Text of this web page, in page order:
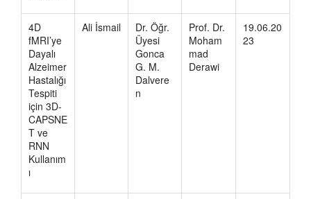
4D
fMRI’ye
Dayalı
Alzeimer
Hastalığı
Tespiti
için 3D-
CAPSNE
T ve
RNN
Kullanım
ı
Ali İsmail
Dr. Öğr.
Üyesi
Gonca
G. M.
Dalvere
n
Prof. Dr.
Moham
mad
Derawi
19.06.20
23